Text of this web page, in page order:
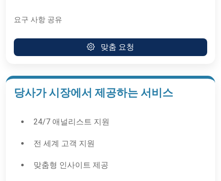
요구 사항 공유
맞춤 요청
당사가 시장에서 제공하는 서비스
24/7 애널리스트 지원
전 세계 고객 지원
맞춤형 인사이트 제공